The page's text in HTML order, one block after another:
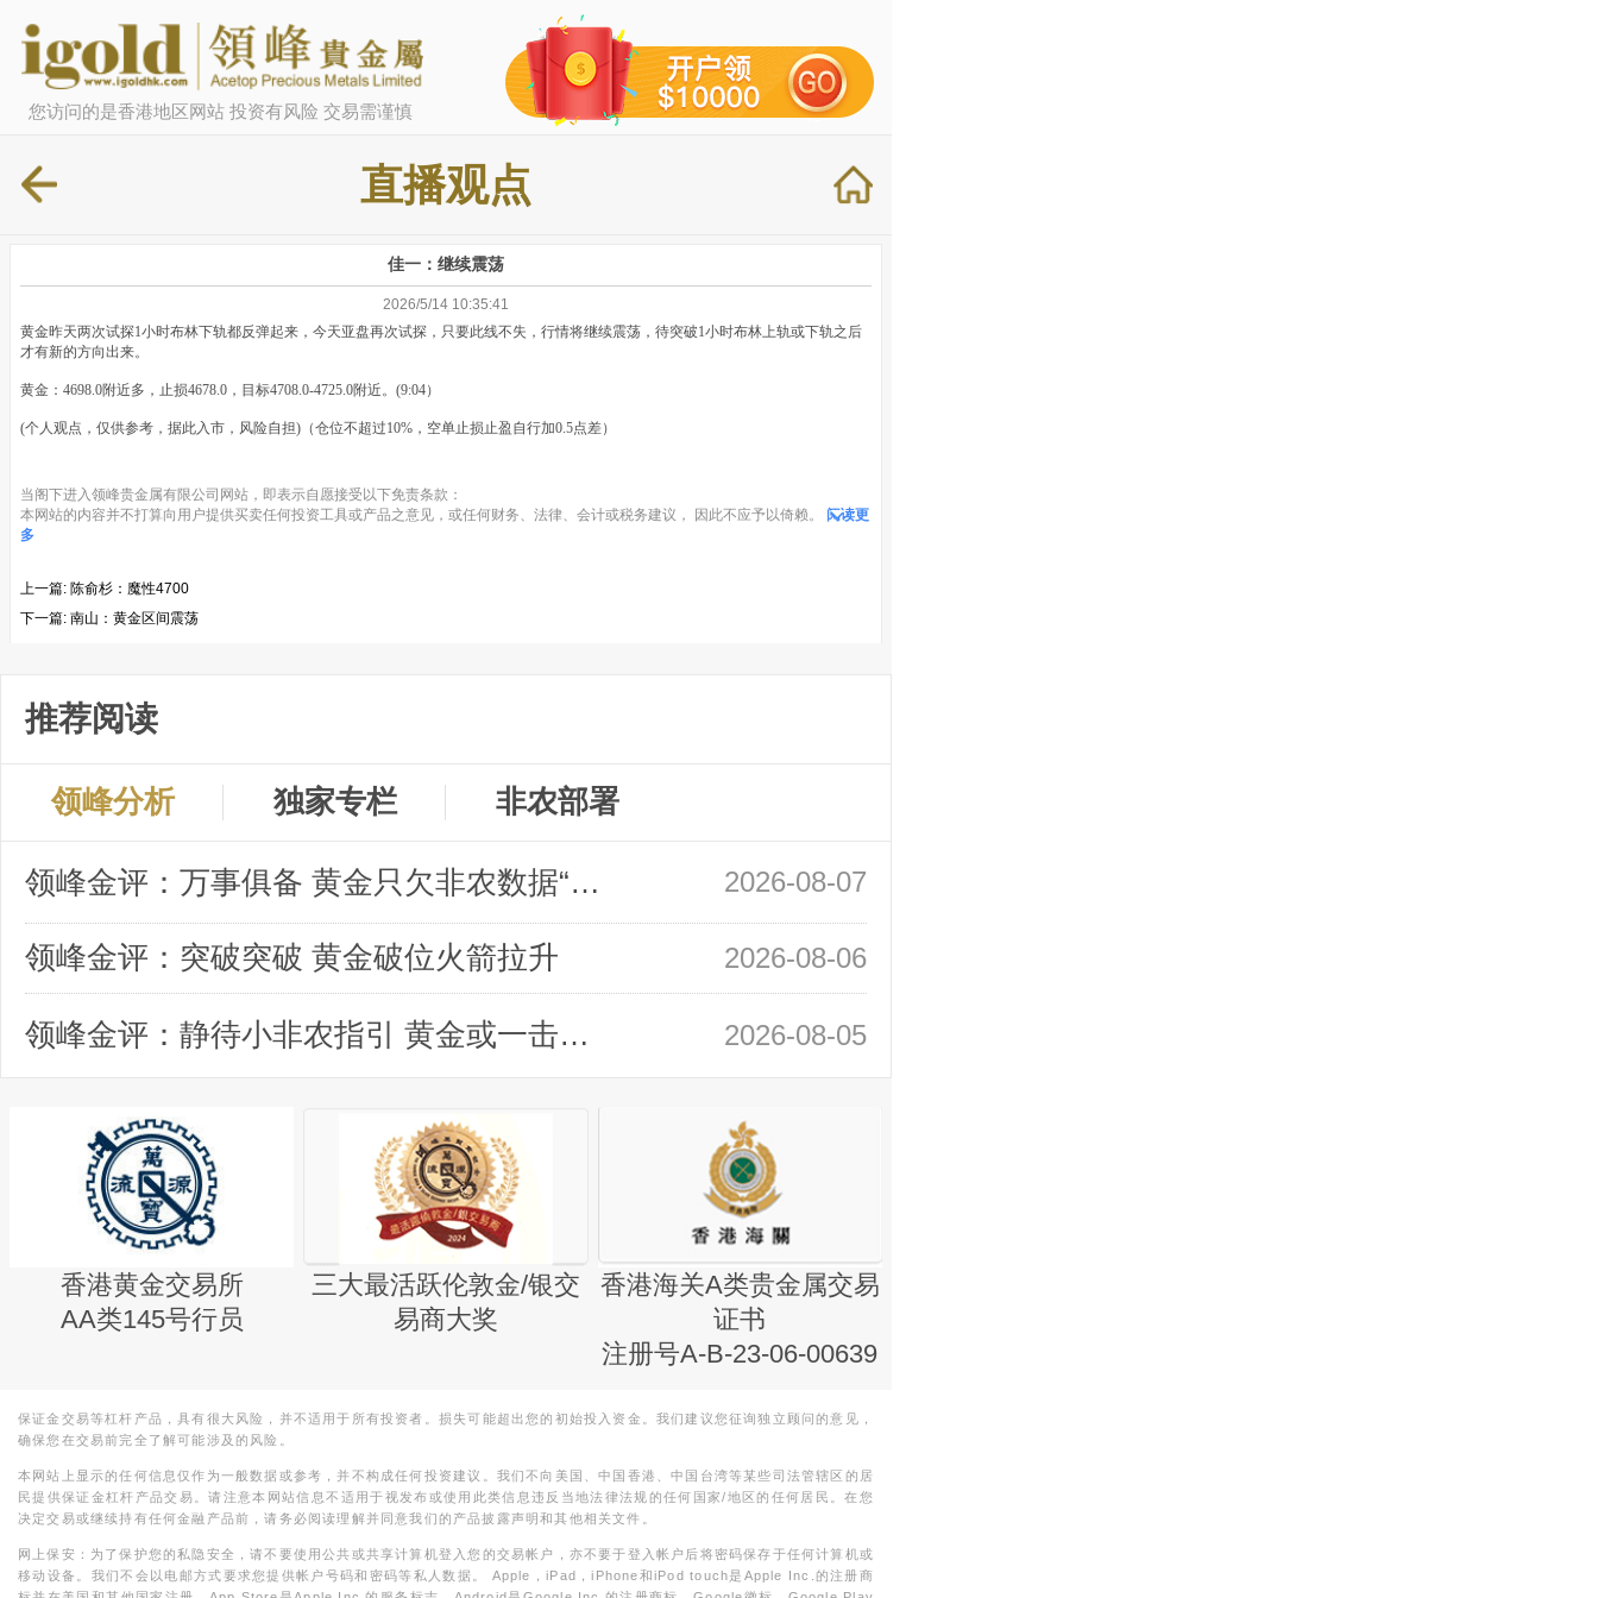
您访问的是香港地区网站 投资有风险 交易需谨慎
直播观点
佳一：继续震荡
2026/5/14 10:35:41
黄金昨天两次试探1小时布林下轨都反弹起来，今天亚盘再次试探，只要此线不失，行情将继续震荡，待突破1小时布林上轨或下轨之后
才有新的方向出来。
黄金：4698.0附近多，止损4678.0，目标4708.0-4725.0附近。(9:04）
(个人观点，仅供参考，据此入市，风险自担)（仓位不超过10%，空单止损止盈自行加0.5点差）
当阁下进入领峰贵金属有限公司网站，即表示自愿接受以下免责条款：
本网站的内容并不打算向用户提供买卖任何投资工具或产品之意见，或任何财务、法律、会计或税务建议， 因此不应予以倚赖。
阅读更
多
上一篇: 陈俞杉：魔性4700
下一篇: 南山：黄金区间震荡
推荐阅读
领峰分析 独家专栏 非农部署
领峰金评：万事俱备 黄金只欠非农数据“东风” 2026-08-07
领峰金评：突破突破 黄金破位火箭拉升 2026-08-06
领峰金评：静待小非农指引 黄金或一击破局 2026-08-05
香港黄金交易所
AA类145号行员
三大最活跃伦敦金/银交
易商大奖
香港海关A类贵金属交易
证书
注册号A-B-23-06-00639
保证金交易等杠杆产品，具有很大风险，并不适用于所有投资者。损失可能超出您的初始投入资金。我们建议您征询独立顾问的意见，
确保您在交易前完全了解可能涉及的风险。
本网站上显示的任何信息仅作为一般数据或参考，并不构成任何投资建议。我们不向美国、中国香港、中国台湾等某些司法管辖区的居
民提供保证金杠杆产品交易。请注意本网站信息不适用于视发布或使用此类信息违反当地法律法规的任何国家/地区的任何居民。在您
决定交易或继续持有任何金融产品前，请务必阅读理解并同意我们的产品披露声明和其他相关文件。
网上保安：为了保护您的私隐安全，请不要使用公共或共享计算机登入您的交易帐户，亦不要于登入帐户后将密码保存于任何计算机或
移动设备。我们不会以电邮方式要求您提供帐户号码和密码等私人数据。 Apple，iPad，iPhone和iPod touch是Apple Inc.的注册商